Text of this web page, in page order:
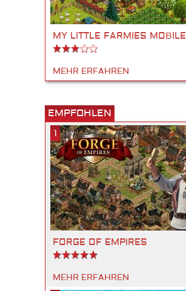
MY LITTLE FARMIES MOBILE
MEHR ERFAHREN
EMPFOHLEN
1
FORGE OF EMPIRES
MEHR ERFAHREN